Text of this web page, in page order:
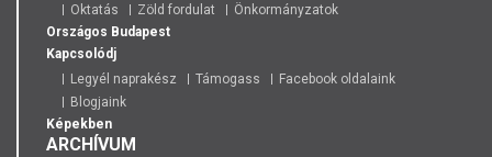
Oktatás
Zöld fordulat
Önkormányzatok
Országos Budapest
Kapcsolódj
Legyél naprakész
Támogass
Facebook oldalaink
Blogjaink
Képekben
ARCHÍVUM